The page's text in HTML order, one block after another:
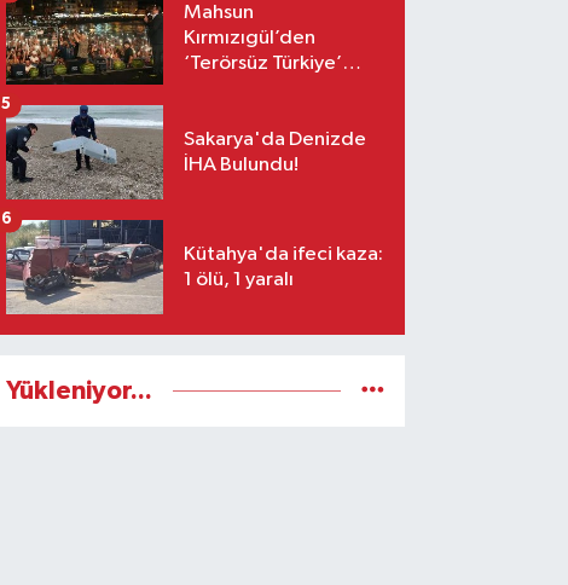
Mahsun
Kırmızıgül’den
‘Terörsüz Türkiye’
Sakarya'da Denizde
İHA Bulundu!
5
Kütahya'da ifeci kaza:
1 ölü, 1 yaralı
6
Yükleniyor...